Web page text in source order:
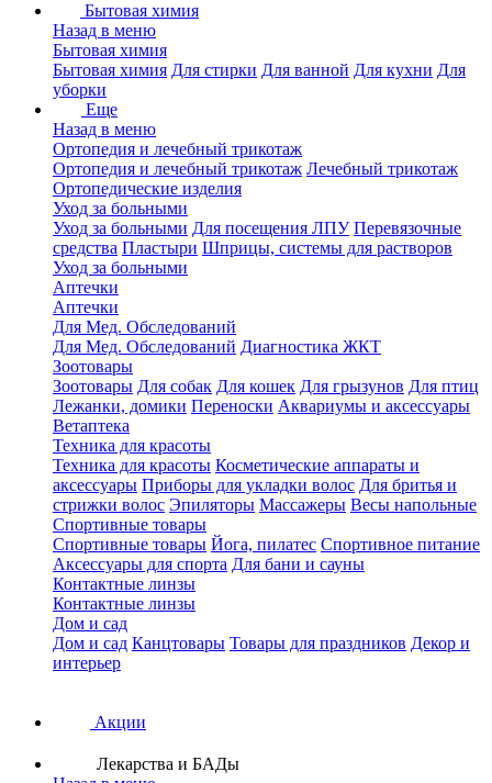
Бытовая химия
Назад в меню
Бытовая химия
Бытовая химия Для стирки Для ванной Для кухни Для
уборки
Еще
Назад в меню
Ортопедия и лечебный трикотаж
Ортопедия и лечебный трикотаж Лечебный трикотаж
Ортопедические изделия
Уход за больными
Уход за больными Для посещения ЛПУ Перевязочные
средства Пластыри Шприцы, системы для растворов
Уход за больными
Аптечки
Аптечки
Для Мед. Обследований
Для Мед. Обследований Диагностика ЖКТ
Зоотовары
Зоотовары Для собак Для кошек Для грызунов Для птиц
Лежанки, домики Переноски Аквариумы и аксессуары
Ветаптека
Техника для красоты
Техника для красоты Косметические аппараты и
аксессуары Приборы для укладки волос Для бритья и
стрижки волос Эпиляторы Массажеры Весы напольные
Спортивные товары
Спортивные товары Йога, пилатес Спортивное питание
Аксессуары для спорта Для бани и сауны
Контактные линзы
Контактные линзы
Дом и сад
Дом и сад Канцтовары Товары для праздников Декор и
интерьер
Акции
Лекарства и БАДы